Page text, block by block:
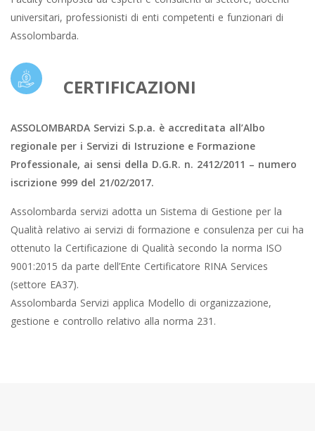
universitari, professionisti di enti competenti e funzionari di
Assolombarda.
CERTIFICAZIONI
ASSOLOMBARDA Servizi S.p.a. è accreditata all’Albo
regionale per i Servizi di Istruzione e Formazione
Professionale, ai sensi della D.G.R. n. 2412/2011 – numero
iscrizione 999 del 21/02/2017.
Assolombarda servizi adotta un Sistema di Gestione per la
Qualità relativo ai servizi di formazione e consulenza per cui ha
ottenuto la Certificazione di Qualità secondo la norma ISO
9001:2015 da parte dell’Ente Certificatore RINA Services
(settore EA37).
Assolombarda Servizi applica Modello di organizzazione,
gestione e controllo relativo alla norma 231.